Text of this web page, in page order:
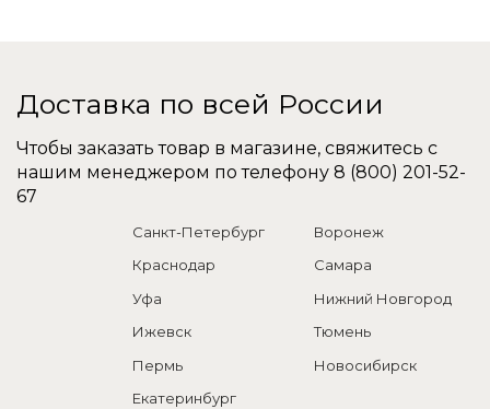
Доставка по всей России
Чтобы заказать товар в магазине, свяжитесь с
нашим менеджером по телефону 8 (800) 201-52-
67
Санкт-Петербург
Воронеж
Краснодар
Самара
Уфа
Нижний Новгород
Ижевск
Тюмень
Пермь
Новосибирск
Екатеринбург